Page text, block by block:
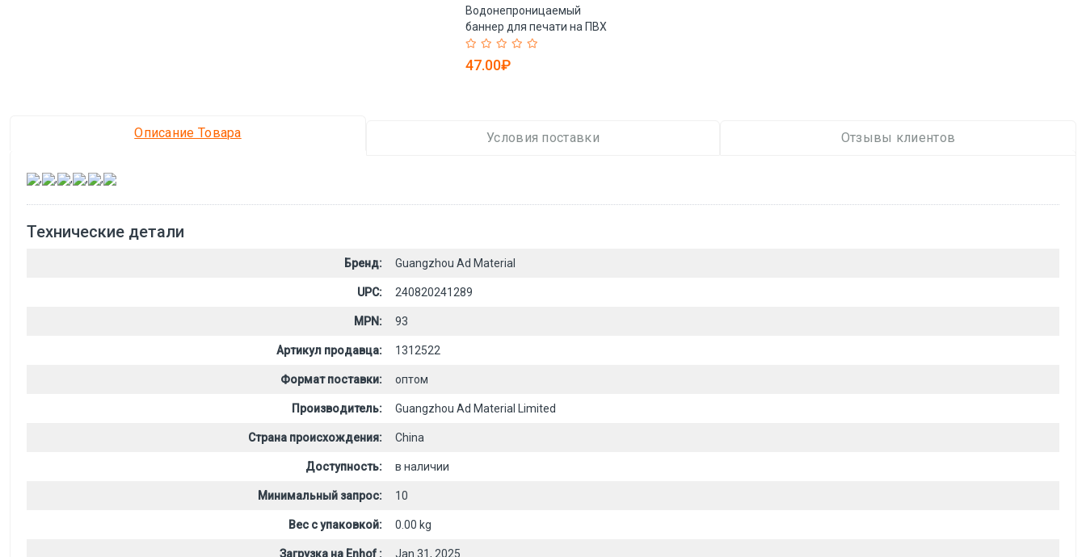
Водонепроницаемый
баннер для печати на ПВХ
для рыбных прудов (арт.
912577)
47.00₽
Описание Товара Условия поставки Отзывы клиентов
, , , , ,
Технические детали
Бренд: Guangzhou Ad Material
UPC: 240820241289
MPN: 93
Артикул продавца: 1312522
Формат поставки: оптом
Производитель: Guangzhou Ad Material Limited
Страна происхождения: China
Доступность: в наличии
Минимальный запрос: 10
Вес с упаковкой: 0.00 kg
Загрузка на Enhof : Jan 31, 2025